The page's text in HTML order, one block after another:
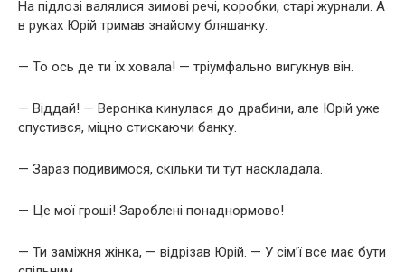
На підлозі валялися зимові речі, коробки, старі журнали. А
в руках Юрій тримав знайому бляшанку.
— То ось де ти їх ховала! — тріумфально вигукнув він.
— Віддай! — Вероніка кинулася до драбини, але Юрій уже
спустився, міцно стискаючи банку.
— Зараз подивимося, скільки ти тут наскладала.
— Це мої гроші! Зароблені понаднормово!
— Ти заміжня жінка, — відрізав Юрій. — У сім’ї все має бути